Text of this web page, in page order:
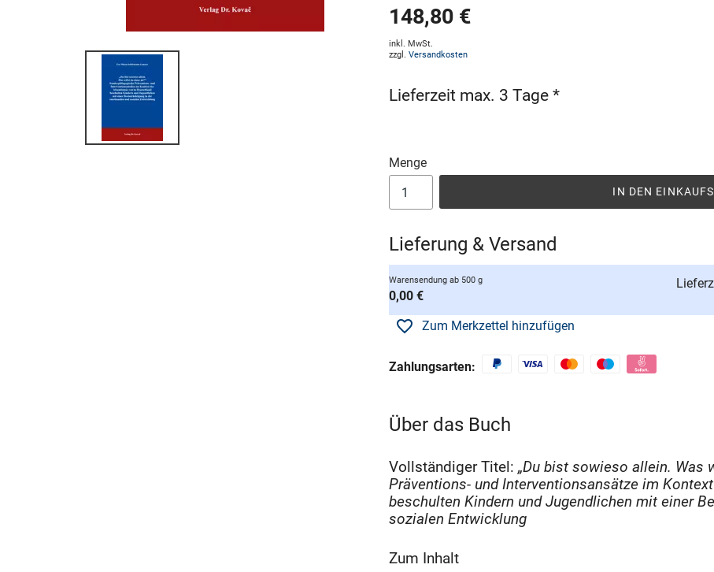
148,80 €
inkl. MwSt.
zzgl. Versandkosten
Lieferzeit max. 3 Tage *
Menge
IN DEN
Lieferung & Versand
Warensendung ab 500 g
0,00 €
Zum Merkzettel hinzufügen
Zahlungsarten:
Über das Buch
Vollständiger Titel: „Du bist sowieso allein. Was
Präventions- und Interventionsansätze im
beschulten Kindern und Jugendlichen mit einer
sozialen Entwicklung
Zum Inhalt